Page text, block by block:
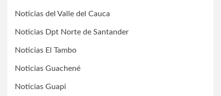
Noticias del Valle del Cauca
Noticias Dpt Norte de Santander
Noticias El Tambo
Noticias Guachené
Noticias Guapi